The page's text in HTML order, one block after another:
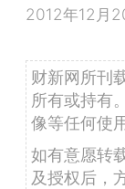
2012年12月
财新网所刊
所有或持有
像等任何使用
如有意愿转
及授权后，